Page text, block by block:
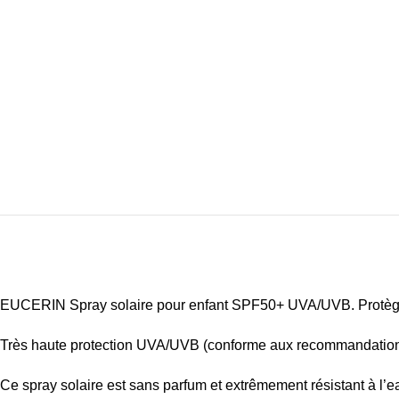
EUCERIN Spray solaire pour enfant SPF50+ UVA/UVB.
Très haute protection UVA/UVB (conforme aux
Ce spray solaire est sans parfum et extrêmement résistant à